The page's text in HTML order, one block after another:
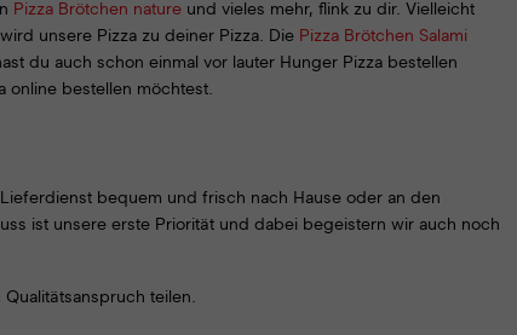
Pizza Brötchen nature und vieles mehr, flink zu dir. Vielleicht
unsere Pizza zu deiner Pizza. Die Pizza Brötchen Salami
du auch schon einmal vor lauter Hunger Pizza bestellen
online bestellen möchtest.
bequem und frisch nach Hause oder an den
ist unsere erste Priorität und dabei begeistern wir auch noch
teilen.